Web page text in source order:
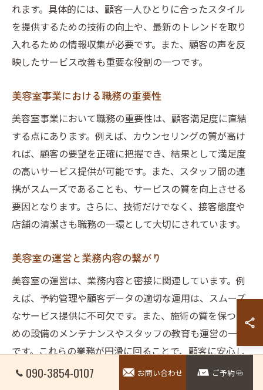
れます。具体的には、顧客一人ひとりに合ったスタイル
を提供するための技術の向上や、最新のトレンドを取り
入れるための情報収集が必要です。また、顧客の声を反
映したサービス改善も重要な役割の一つです。
美容室事業における職務の重要性
美容室事業において職務の重要性は、顧客満足度に直結
する点にあります。例えば、カウンセリングの質が高け
れば、顧客の要望を正確に把握でき、結果として満足度
の高いサービス提供が可能です。また、スタッフ間の連
携がスムーズであることも、サービスの質を向上させる
要因となります。さらに、技術だけでなく、接客態度や
店舗の清潔さも職務の一環として大切にされています。
美容室の運営と業務内容の繋がり
美容室の運営は、業務内容と密接に関連しています。例
えば、予約管理や顧客データの適切な運用は、スムーズ
なサービス提供に不可欠です。また、施術の質を保つた
めの設備のメンテナンスやスタッフの教育も運営の一部
です。これらの業務が円滑に回ることで、顧客に安心し
て通っていただける環境が整います。運営と業務内容が
090-3854-0107 お問い合わせ ご予約